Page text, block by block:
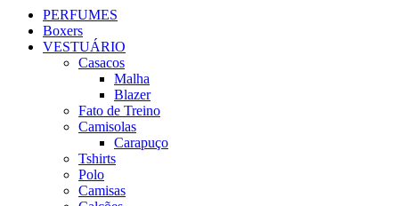
PERFUMES
Boxers
VESTUÁRIO
Casacos
Malha
Blazer
Fato de Treino
Camisolas
Carapuço
Tshirts
Polo
Camisas